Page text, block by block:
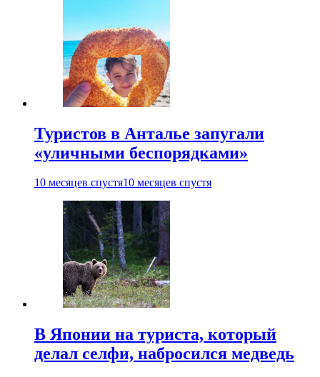
Туристов в Анталье запугали
«уличными беспорядками»
10 месяцев спустя10 месяцев спустя
В Японии на туриста, который
делал селфи, набросился медведь